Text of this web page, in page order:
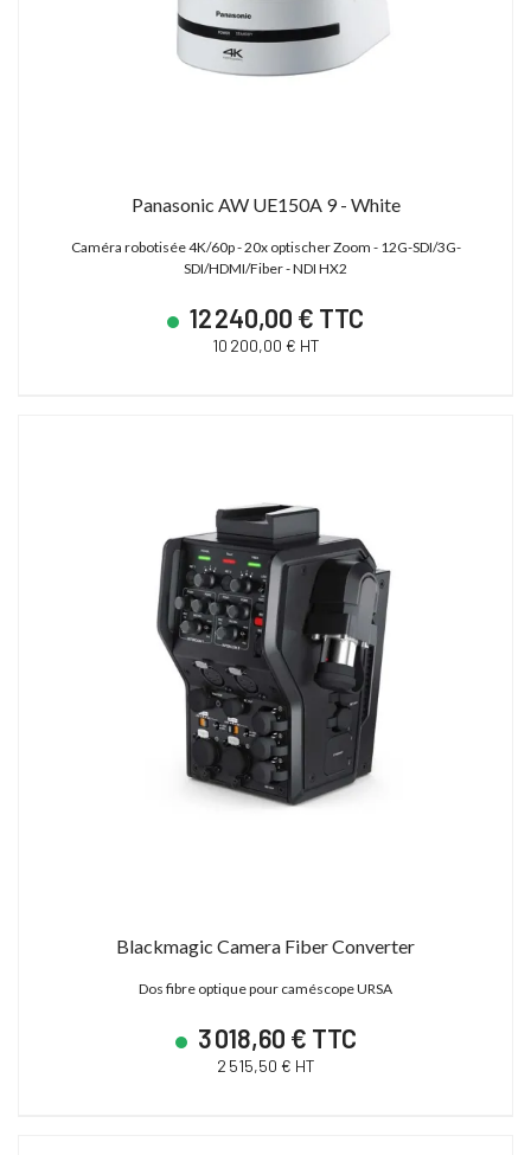
Panasonic AW UE150A 9 - White
Caméra robotisée 4K/60p - 20x optischer Zoom - 12G-SDI/3G-
SDI/HDMI/Fiber - NDI HX2
12 240,00 € TTC
10 200,00 € HT
Blackmagic Camera Fiber Converter
Dos fibre optique pour caméscope URSA
3 018,60 € TTC
2 515,50 € HT